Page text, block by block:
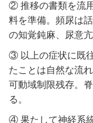
② 推移の書類を流
料を準備。頻尿は
の知覚鈍麻、尿意
③ 以上の症状に既
たことは自然な流
可動域制限残存。
る。
④ 果たして神経系